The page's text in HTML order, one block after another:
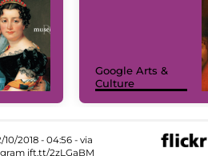
Google Arts &
Culture